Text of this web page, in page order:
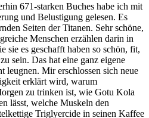
671-starken Buches habe ich mit
und Belustigung gelesen. Es
Seiten der Titanen. Sehr schöne,
Menschen erzählen darin in
sie es geschafft haben so schön, fit,
sein. Das hat eine ganz eigene
leugnen. Mir erschlossen sich neue
erklärt wird, warum
zu trinken ist, wie Gotu Kola
lässt, welche Muskeln den
Triglyercide in seinen Kaffee